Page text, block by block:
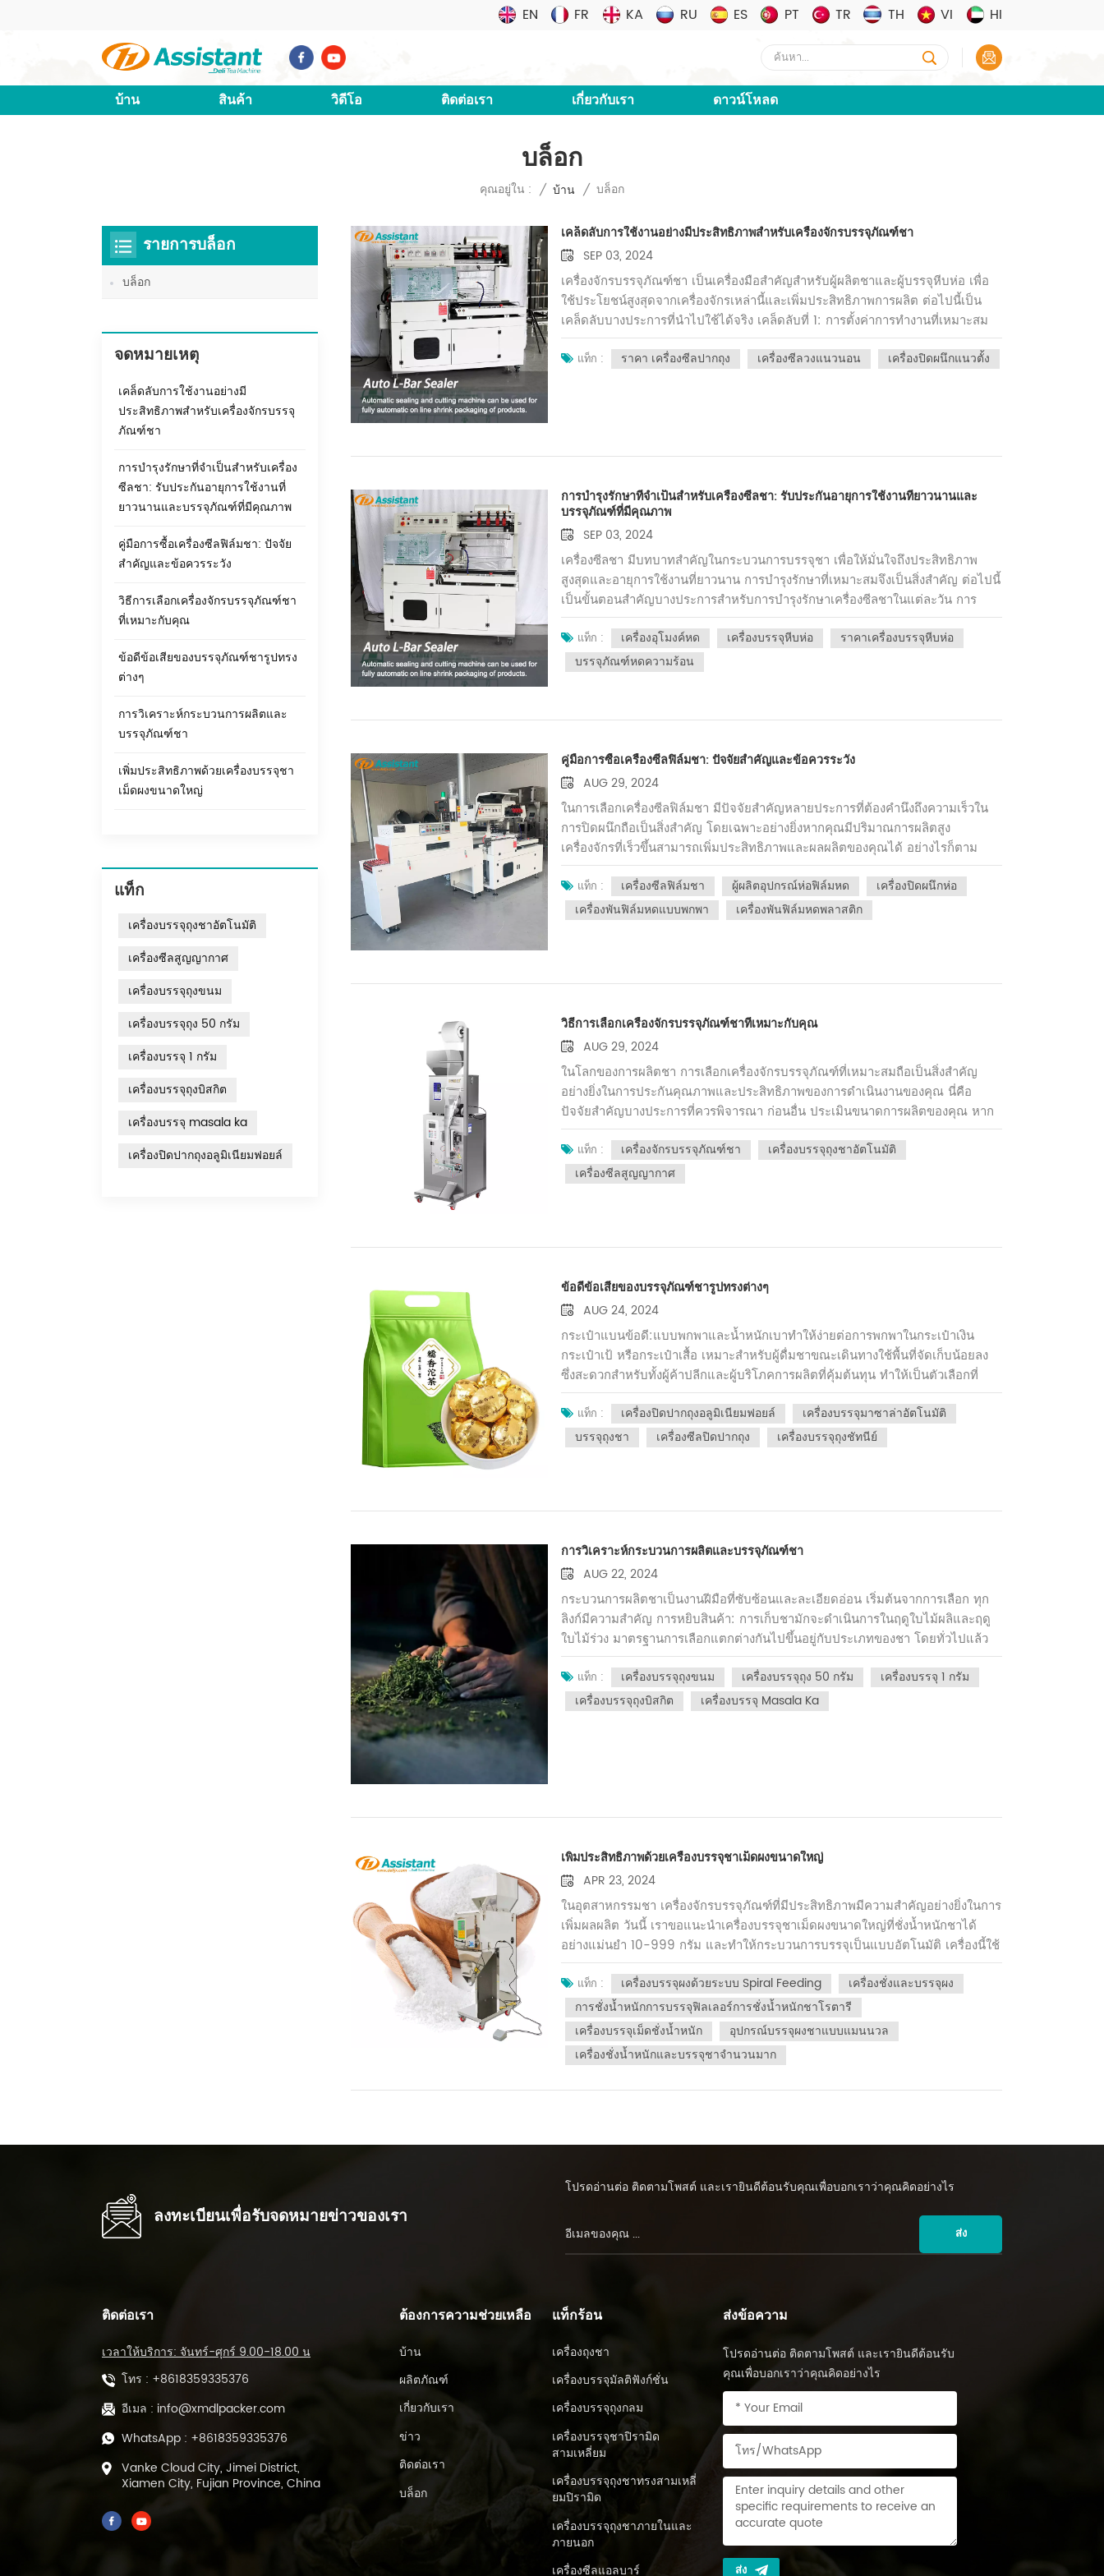
EN FR KA RU ES PT TR TH VI HI
บ้าน สินค้า วิดีโอ ติดต่อเรา เกี่ยวกับเรา ดาวน์โหลด
บล็อก
คุณอยู่ใน : / บ้าน / บล็อก
เคล็ดลับการใช้งานอย่างมีประสิทธิภาพสำหรับเครื่องจักรบรรจุภัณฑ์ชา
SEP 03, 2024
เครื่องจักรบรรจุภัณฑ์ชา เป็นเครื่องมือสำคัญสำหรับผู้ผลิตชาและผู้บรรจุหีบห่อ เพื่อ
ใช้ประโยชน์สูงสุดจากเครื่องจักรเหล่านี้และเพิ่มประสิทธิภาพการผลิต ต่อไปนี้เป็น
เคล็ดลับบางประการที่นำไปใช้ได้จริง เคล็ดลับที่ 1: การตั้งค่าการทำงานที่เหมาะสม
ที่สุดทำความคุ้นเคยกับคู่มือการใช้งานของเครื่องและทำความเข้าใจการตั้งค่าต่างๆ
ปรับความเร็วการบรรจุ อุณหภูมิ (ถ้ามี) และพารามิเตอร์อื่นๆ ตามลักษณะของชาที่
เป็นประจำถือเป็นสิ่งสำคัญ เครื่องจักรที่ได้รับการดูแลอย่างดีจะมีโอกาสเสียหายน้อย
ปฏิบัติตามนั้น เคล็ดลับ 3: การฝึกอบรมพนักงานตรวจสอบให้แน่ใจว่าผู้ปฏิบัติงาน
เครื่องจักรบรรจุภัณฑ์ได้รับการฝึกอบรมอย่างเหมาะสม พวกเขาควรเข้าใจฟังก์ชัน
การทำงานของเครื่องจักร ข้อควรระวังด้านความปลอดภัย และขั้นตอนการแก้ไข
ปัญหา พนักงานที่ได้รับการฝึกอบรมมาเป็นอย่างดีสามารถใช้งานเครื่องจักรได้อย่างมี
ประสิทธิภาพมากขึ้นและตอบสนองต่อปัญหาต่างๆ ที่เกิดขึ้นได้อย่างรวดเร็ว เคล็ดลับ
4: การตรวจสอบการควบคุมคุณภาพใช้การตรวจสอบการควบคุมคุณภาพอย่าง
สม่ำเสมอในระหว่างกระบวนการบรรจุหีบห่อ ตรวจสอบชาที่บรรจุแล้วเพื่อการปิดผนึก
ที่เหมาะสม น้ำหนักที่ถูกต้อง และรูปลักษณ์โดยรวม สิ่งนี้ไม่เพียงแต่รับประกันคุณภาพ
ของผลิตภัณฑ์ขั้นสุดท้ายเท่านั้น แต่ยังช่วยระบุปัญหาใดๆ กับเครื่องจักรบรรจุภัณฑ์ตั้ง
แต่เนิ่นๆ เคล็ดลับที่ 5: เก็บอะไหล่ไว้ในมือมีสต็อกอะไหล่ที่ใช้กันทั่วไปไว้พร้อม วิธีนี้
อย่างรวดเร็ว ช่วยลดผลกระทบต่อการผลิต ด้วยการปฏิบัติตามเคล็ดลับเหล่านี้ คุณ
ทำงาน และปรับปรุงคุณภาพโดยรวมของผลิตภัณฑ์ชาของคุณได้
แท็ก : ราคา เครื่องซีลปากถุง เครื่องซีลวงแนวนอน เครื่องปิดผนึกแนวตั้ง
การบำรุงรักษาที่จำเป็นสำหรับเครื่องซีลชา: รับประกันอายุการใช้งานที่ยาวนานและ
บรรจุภัณฑ์ที่มีคุณภาพ
SEP 03, 2024
เครื่องซีลชา มีบทบาทสำคัญในกระบวนการบรรจุชา เพื่อให้มั่นใจถึงประสิทธิภาพ
สูงสุดและอายุการใช้งานที่ยาวนาน การบำรุงรักษาที่เหมาะสมจึงเป็นสิ่งสำคัญ ต่อไปนี้
เป็นขั้นตอนสำคัญบางประการสำหรับการบำรุงรักษาเครื่องซีลชาในแต่ละวัน การ
ทำความสะอาด:การทำความสะอาดเป็นประจำเป็นสิ่งสำคัญเพื่อให้เครื่องอยู่ในสภาพ
การทำงานที่ดี หลังการใช้งานแต่ละครั้ง ให้เช็ดพื้นผิวด้านนอกของเครื่องด้วยผ้า
สะอาดและหมาดเพื่อขจัดฝุ่นหรือเศษต่างๆ สำหรับบริเวณซีลและชิ้นส่วนภายในอื่นๆ
ให้ใช้แปรงขนอ่อนหรือลมอัดเพื่อขจัดใบชาหรือสิ่งตกค้าง หลีกเลี่ยงการใช้สารเคมีที่
ลื่นที่เหมาะสมจะช่วยลดแรงเสียดทานและการสึกหรอของชิ้นส่วนที่เคลื่อนไหว ตรวจ
เท่าที่จำเป็นกับเกียร์ โซ่ และชิ้นส่วนที่เคลื่อนไหวอื่นๆ ตามความจำเป็น การหล่อลื่น
อย่างสม่ำเสมอไม่เพียงแต่ช่วยยืดอายุการใช้งานของเครื่องจักร แต่ยังช่วยให้การ
ทำงานราบรื่นอีกด้วย การตรวจสอบ:ดำเนินการตรวจสอบอย่างสม่ำเสมอเพื่อระบุ
ปัญหาที่อาจเกิดขึ้นตั้งแต่เนิ่นๆ ตรวจสอบสกรูที่หลวม ชิ้นส่วนที่สึกหรอ หรือมีร่องรอย
ความเสียหาย ตรวจสอบองค์ประกอบการปิดผนึกว่ามีรอยแตกหรือความผิดปกติหรือ
ไม่ ตรวจสอบให้แน่ใจว่าการเชื่อมต่อไฟฟ้าทั้งหมดแน่นหนาและไม่มีสายไฟหลุดลุ่ย
หากตรวจพบปัญหาใดๆ ให้แก้ไขทันทีเพื่อป้องกันความเสียหายเพิ่มเติม การบำรุง
รักษาเครื่องซีลชาเป็นประจำเป็นสิ่งสำคัญด้วยเหตุผลหลายประการ ประการแรก ช่วย
ยืดอายุการใช้งานของอุปกรณ์ ช่วยให้คุณไม่ต้องซ่อมแซมหรือเปลี่ยนชิ้นส่วนที่มีราคา
ของคุณเป็นประจำถือเป็นการลงทุนที่ชาญฉลาด ด้วยการทำตามขั้นตอนง่ายๆ เหล่านี้
ในการทำความสะอาด การหล่อลื่น และการตรวจสอบ คุณสามารถรับประกันอายุการ
ใช้งานและความน่าเชื่อถือของอุปกรณ์ของคุณ ขณะเดียวกันก็รักษาบรรจุภัณฑ์ชา
คุณภาพสูงไว้ได้
แท็ก : เครื่องอุโมงค์หด เครื่องบรรจุหีบห่อ
ราคาเครื่องบรรจุหีบห่อ
บรรจุภัณฑ์หดความร้อน
คู่มือการซื้อเครื่องซีลฟิล์มชา: ปัจจัยสำคัญและข้อควรระวัง
AUG 29, 2024
ในการเลือกเครื่องซีลฟิล์มชา มีปัจจัยสำคัญหลายประการที่ต้องคำนึงถึงความเร็วใน
การปิดผนึกถือเป็นสิ่งสำคัญ โดยเฉพาะอย่างยิ่งหากคุณมีปริมาณการผลิตสูง
เครื่องจักรที่เร็วขึ้นสามารถเพิ่มประสิทธิภาพและผลผลิตของคุณได้ อย่างไรก็ตาม
อย่าเสียสละคุณภาพเพื่อความเร็ว ตรวจสอบให้แน่ใจว่าเครื่องสามารถให้การปิดผนึกที่
สม่ำเสมอและเชื่อถือได้คุณภาพของซีลก็มีความสำคัญไม่แพ้กัน บรรจุภัณฑ์ที่ปิดสนิท
ไม่เพียงแต่ปกป้องชาเท่านั้น แต่ยังช่วยปรับปรุงการนำเสนออีกด้วย มองหาเครื่องจักร
ที่สามารถซีลได้แน่นหนาโดยไม่มีการรั่วซึมหรือความเสียหาย ความเสถียรของ
คุณสมบัติต่างๆ เช่น โครงสร้างที่แข็งแรงและส่วนประกอบที่เชื่อถือได้ตอนนี้ เรามา
เพียงอย่างเดียว แม้ว่าสิ่งสำคัญคือต้องอยู่ภายในงบประมาณของคุณ แต่อย่า
ประนีประนอมกับคุณภาพและฟังก์ชันการทำงาน ข้อผิดพลาดอีกประการหนึ่งคือการ
เพิกเฉยต่อชื่อเสียงและบทวิจารณ์ของลูกค้าของผู้ผลิต ทำการวิจัยและเลือกแบรนด์ที่
มีชื่อเสียงพร้อมประวัติการผลิตอุปกรณ์ที่เชื่อถือได้สรุปว่าเมื่อซื้อเอ เครื่องซีลฟิล์มชา
ให้ความสนใจกับปัจจัยสำคัญเช่นความเร็วในการปิดผนึก คุณภาพการปิดผนึก และ
ความเสถียรของอุปกรณ์ หลีกเลี่ยงข้อผิดพลาดในการซื้อทั่วไปเพื่อให้แน่ใจว่าคุณจะ
ได้เครื่องจักรที่ตรงกับความต้องการของคุณและช่วยให้ธุรกิจชาของคุณประสบความ
สำเร็จ
แท็ก : เครื่องซีลฟิล์มชา ผู้ผลิตอุปกรณ์ห่อฟิล์มหด
เครื่องปิดผนึกห่อ
เครื่องพันฟิล์มหดแบบพกพา
เครื่องพันฟิล์มหดพลาสติก
วิธีการเลือกเครื่องจักรบรรจุภัณฑ์ชาที่เหมาะกับคุณ
AUG 29, 2024
ในโลกของการผลิตชา การเลือกเครื่องจักรบรรจุภัณฑ์ที่เหมาะสมถือเป็นสิ่งสำคัญ
อย่างยิ่งในการประกันคุณภาพและประสิทธิภาพของการดำเนินงานของคุณ นี่คือ
ปัจจัยสำคัญบางประการที่ควรพิจารณา ก่อนอื่น ประเมินขนาดการผลิตของคุณ หาก
คุณมีการดำเนินงานขนาดเล็ก ขนาดกะทัดรัดและ เครื่องบรรจุภัณฑ์ราคาไม่แพง
อาจจะเพียงพอแล้ว ในทางกลับกัน หากคุณเป็นผู้ผลิตขนาดใหญ่ คุณจะต้องมี
เครื่องจักรที่ทรงพลังและมีความจุสูง ต่อไป ให้คิดถึงประเภทบรรจุภัณฑ์ที่คุณต้องการ
มีให้เลือกหลากหลาย เช่น ถุงชา บรรจุภัณฑ์ชาใบหลวม และ บรรจุภัณฑ์สูญญากาศ-
อย่าลืมรักษาสมดุลระหว่างต้นทุนกับคุณภาพและฟังก์ชันการทำงาน เครื่องจักรบรรจุ
อัตโนมัติ มีประสิทธิภาพและสามารถรองรับปริมาณมากได้ เครื่องบรรจุชาใบหลวม
อาจให้ความยืดหยุ่นมากกว่าในแง่ของขนาดและรูปแบบของบรรจุภัณฑ์ โดยสรุป
การเลือกเครื่องจักรบรรจุภัณฑ์ชาที่เหมาะสมนั้นต้องพิจารณาอย่างรอบคอบถึงขนาด
การผลิต ประเภทบรรจุภัณฑ์ และงบประมาณ เมื่อคำนึงถึงปัจจัยเหล่านี้ คุณสามารถ
ตัดสินใจอย่างชาญฉลาดที่ตรงกับความต้องการเฉพาะของคุณและช่วยให้ธุรกิจชา
ของคุณประสบความสำเร็จ
แท็ก : เครื่องจักรบรรจุภัณฑ์ชา
เครื่องบรรจุถุงชาอัตโนมัติ
เครื่องซีลสูญญากาศ
ข้อดีข้อเสียของบรรจุภัณฑ์ชารูปทรงต่างๆ
AUG 24, 2024
กระเป๋าแบนข้อดี:แบบพกพาและน้ำหนักเบาทำให้ง่ายต่อการพกพาในกระเป๋าเงิน
กระเป๋าเป้ หรือกระเป๋าเสื้อ เหมาะสำหรับผู้ดื่มชาขณะเดินทางใช้พื้นที่จัดเก็บน้อยลง
ซึ่งสะดวกสำหรับทั้งผู้ค้าปลีกและผู้บริโภคการผลิตที่คุ้มต้นทุน ทำให้เป็นตัวเลือกที่
เหมาะสมสามารถพิมพ์ได้อย่างสวยงามด้วยการสร้างแบรนด์ ข้อมูลชา และการ
ออกแบบที่สวยงามจุดด้อย:ให้การป้องกันความชื้น ออกซิเจน และปัจจัยด้านสิ่งแวด
ล้อมอื่นๆ น้อยลง ชาอาจสูญเสียความสดเร็วขึ้นโดยทั่วไปจะมีความจุน้อยกว่า จึงไม่
เหมาะกับผู้ที่ดื่มชามากหรือต้องการซื้อจำนวนมาก กระเป๋าไนลอนทรงสามเหลี่ยม
ไนลอนเกรดอาหารซึ่งปลอดภัยสำหรับการบริโภคจุดด้อย:ไนลอนไม่เป็นมิตรกับสิ่ง
อาจกังวลเกี่ยวกับผลกระทบที่อาจเกิดขึ้นจากไนลอนต่อรสชาติของชามีแนวโน้มที่จะมี
ราคาแพงกว่าบรรจุภัณฑ์กระดาษแบบเดิมๆ เค้กชาข้อดี:ขนาดกะทัดรัด จัดเก็บและ
ขนย้ายได้ง่าย ลดความเสี่ยงต่อความเสียหายลักษณะที่มีรูพรุนของบรรจุภัณฑ์เค้กชา
บางชนิดช่วยชะลอการแก่และการหมัก ส่งผลให้คุณภาพของชาดีขึ้นเมื่อเวลาผ่านไป
สามารถสะสมได้สูงด้วยบรรจุภัณฑ์ที่สวยงามและรูปทรงที่เป็นเอกลักษณ์ที่เพิ่มความ
น่าดึงดูดจุดด้อย:การเอาชาออกจากเค้กชาอาจยุ่งยากเล็กน้อยและอาจต้องใช้เครื่อง
มือพิเศษต้องมีสภาวะการเก็บรักษาที่เฉพาะเจาะจง เช่น สภาพแวดล้อมที่แห้งและ
ปราศจากกลิ่น เพื่อรักษาคุณภาพมักจะมีจุดราคาที่สูงกว่าเนื่องจากกระบวนการผลิต
และลักษณะการสะสม ลูกปัดกลมข้อดี:รูปลักษณ์น่ารักและสะดุดตาทำให้โดดเด่นบน
การพกพา ประสบการณ์การต้มเบียร์ ของสะสม หรือความสดใหม่ มีบรรจุภัณฑ์ชาที่
สามารถตอบสนองความต้องการของคุณได้ พิจารณาปัจจัยเหล่านี้เมื่อเลือกชาชุดต่อ
ไปเพื่อให้แน่ใจว่าคุณได้รับผลิตภัณฑ์ที่ดีที่สุด
แท็ก : เครื่องปิดปากถุงอลูมิเนียมฟอยล์
เครื่องบรรจุมาซาล่าอัตโนมัติ
บรรจุถุงชา
เครื่องซีลปิดปากถุง เครื่องบรรจุถุงชัทนีย์
การวิเคราะห์กระบวนการผลิตและบรรจุภัณฑ์ชา
AUG 22, 2024
กระบวนการผลิตชาเป็นงานฝีมือที่ซับซ้อนและละเอียดอ่อน เริ่มต้นจากการเลือก ทุก
ลิงก์มีความสำคัญ การหยิบสินค้า: การเก็บชามักจะดำเนินการในฤดูใบไม้ผลิและฤดู
ใบไม้ร่วง มาตรฐานการเลือกแตกต่างกันไปขึ้นอยู่กับประเภทของชา โดยทั่วไปแล้ว
ใบและดอกตูมที่อ่อนนุ่มเป็นตัวเลือกแรกในการทำชาคุณภาพสูงเหี่ยวเฉา: หลังจาก
เก็บแล้วชาจะต้องเหี่ยว กระบวนการนี้คือการค่อยๆ ระเหยความชื้นในใบชา ทำให้ใบ
ชานิ่มลงและอำนวยความสะดวกในการแปรรูปในภายหลังการตรึง: การตรึงคือการ
หยุดกระบวนการหมักชาอย่างรวดเร็วโดยผ่านการบำบัดที่อุณหภูมิสูง โดยคงสีเขียว
คุณภาพและความสดใหม่ มีเทคโนโลยีและวัสดุบรรจุภัณฑ์ชาที่แตกต่างกันหลาย
แบนมักทำจากวัสดุกระดาษหรือพลาสติก และมีน้ำหนักเบาและพกพาสะดวก สามารถ
วางไว้ในกระเป๋า กระเป๋า หรือลิ้นชักได้อย่างสะดวก และเหมาะสำหรับดื่มทุกวัน
นอกจากนี้ ถุงแบนยังมีเอฟเฟกต์การพิมพ์ที่ดี และสามารถแสดงรูปแบบชาและข้อมูล
แบรนด์ที่สวยงามได้สถานการณ์การใช้งาน: เหมาะสำหรับดื่มส่วนตัวในชีวิตประจำวัน
พกพาเดินทาง หรือเป็นของขวัญ กระเป๋าไนลอนทรงสามเหลี่ยม:ข้อได้เปรียบ: ถุง
ไนลอนทรงสามเหลี่ยมมีดีไซน์ที่เป็นเอกลักษณ์ช่วยให้ใบชาขยายตัวในน้ำได้เต็มที่
และปล่อยกลิ่นและรสชาติออกมามากขึ้น มักทำจากวัสดุไนลอนเกรดอาหารและ
ปลอดภัยและถูกสุขลักษณะ นอกจากนี้ไนลอนสามเหลี่ยม ถุงมีผลการกรองที่ดีและ
สามารถหลีกเลี่ยงกากชาไม่ให้เข้าปากสถานการณ์การใช้งาน: เหมาะสำหรับชงชา
และดื่มในสำนักงาน บ้าน และโอกาสอื่นๆ เค้กชา:ข้อได้เปรียบ: เค้กชาจะถูกกดให้
เป็นเค้กกลมหรือสี่เหลี่ยมซึ่งสะดวกในการจัดเก็บและขนส่ง บรรจุภัณฑ์ของเค้กชามัก
ไปและมีอายุระหว่างการเก็บรักษา ซึ่งช่วยปรับปรุงคุณภาพของชา นอกจากนี้รูป
ได้เปรียบ: ลูกปัดกลมเกิดจากการนำใบชามานวดเป็นทรงกลมซึ่งมีขนาดเล็กและ
ปิดผนึกที่ดีและสามารถรักษาความสดของชาได้ นอกจากนี้เม็ดบีดทรงกลมยังสะดวก
ต่อการต้มอีกด้วย เพียงใส่ลูกปัดกลมหนึ่งเม็ดลงในถ้วยแล้วเติมน้ำร้อนในปริมาณที่
เหมาะสมสถานการณ์การใช้งาน: เหมาะสำหรับดื่มส่วนตัวทุกวันและชงด่วนใน
สำนักงานและโอกาสอื่นๆ กล่าวโดยสรุป เทคโนโลยีและวัสดุบรรจุภัณฑ์ชาที่แตกต่าง
แท็ก : เครื่องบรรจุถุงขนม เครื่องบรรจุถุง 50 กรัม
เครื่องบรรจุ 1 กรัม
เครื่องบรรจุถุงบิสกิต
เครื่องบรรจุ Masala Ka
เพิ่มประสิทธิภาพด้วยเครื่องบรรจุชาเม็ดผงขนาดใหญ่
APR 23, 2024
ในอุตสาหกรรมชา เครื่องจักรบรรจุภัณฑ์ที่มีประสิทธิภาพมีความสำคัญอย่างยิ่งในการ
เพิ่มผลผลิต วันนี้ เราขอแนะนำเครื่องบรรจุชาเม็ดผงขนาดใหญ่ที่ชั่งน้ำหนักชาได้
อย่างแม่นยำ 10-999 กรัม และทำให้กระบวนการบรรจุเป็นแบบอัตโนมัติ เครื่องนี้ใช้
เทคโนโลยีการบรรจุแบบชั่งน้ำหนักแบบหมุน เพื่อให้มั่นใจในการตรวจวัดที่แม่นยำ
และเชื่อถือได้สำหรับเม็ดชาต่างๆ เครื่องบรรจุภัณฑ์นี้มีระบบอัตโนมัติสูงและใช้งาน
ง่าย เพียงกำหนดช่วงน้ำหนักที่ต้องการ จากนั้นเครื่องจะจัดการงานชั่งน้ำหนักและ
บรรจุโดยอัตโนมัติ นอกจากนี้ ยังให้ความเร็วในการบรรจุที่รวดเร็ว ซึ่งช่วยปรับปรุง
ประสิทธิภาพการผลิตได้อย่างมาก นอกเหนือจากประสิทธิภาพและความสามารถใน
การชั่งน้ำหนักที่แม่นยำแล้ว เครื่องนี้ยังมีการออกแบบที่กะทัดรัด ใช้พื้นที่พื้นน้อยที่สุด
ช่วยเพิ่มประสิทธิภาพการผลิตเท่านั้น แต่ยังรับประกันคุณภาพและความสม่ำเสมอของ
อุปกรณ์นี้เนื่องจากจะนำมูลค่าและประโยชน์มาสู่สายการผลิตของคุณมากขึ้น ด้วย
และสะดวกยิ่งขึ้น เปิดโอกาสทางธุรกิจและความสำเร็จใหม่ๆ ให้กับบริษัทของคุณ
ดำเนินการทันทีเพื่อยกระดับมาตรฐานการผลิตของคุณและเปิดรับตลาดที่กว้างขึ้น!
แท็ก : เครื่องบรรจุผงด้วยระบบ Spiral Feeding
เครื่องชั่งและบรรจุผง
การชั่งน้ำหนักการบรรจุฟิลเลอร์การชั่งน้ำหนักชาโรตารี
เครื่องบรรจุเม็ดชั่งน้ำหนัก
อุปกรณ์บรรจุผงชาแบบแมนนวล
เครื่องชั่งน้ำหนักและบรรจุชาจำนวนมาก
รายการบล็อก
บล็อก
จดหมายเหตุ
เคล็ดลับการใช้งานอย่างมี
ประสิทธิภาพสำหรับเครื่องจักรบรรจุ
ภัณฑ์ชา
การบำรุงรักษาที่จำเป็นสำหรับเครื่อง
ซีลชา: รับประกันอายุการใช้งานที่
ยาวนานและบรรจุภัณฑ์ที่มีคุณภาพ
คู่มือการซื้อเครื่องซีลฟิล์มชา: ปัจจัย
สำคัญและข้อควรระวัง
วิธีการเลือกเครื่องจักรบรรจุภัณฑ์ชา
ที่เหมาะกับคุณ
ข้อดีข้อเสียของบรรจุภัณฑ์ชารูปทรง
ต่างๆ
การวิเคราะห์กระบวนการผลิตและ
บรรจุภัณฑ์ชา
เพิ่มประสิทธิภาพด้วยเครื่องบรรจุชา
เม็ดผงขนาดใหญ่
แท็ก
เครื่องบรรจุถุงชาอัตโนมัติ
เครื่องซีลสูญญากาศ
เครื่องบรรจุถุงขนม
เครื่องบรรจุถุง 50 กรัม
เครื่องบรรจุ 1 กรัม
เครื่องบรรจุถุงบิสกิต
เครื่องบรรจุ masala ka
เครื่องปิดปากถุงอลูมิเนียมฟอยล์
ลงทะเบียนเพื่อรับจดหมายข่าวของเรา
โปรดอ่านต่อ ติดตามโพสต์ และเรายินดีต้อนรับคุณเพื่อบอกเราว่าคุณคิดอย่างไร
ส่ง
ติดต่อเรา
เวลาให้บริการ: จันทร์-ศุกร์ 9.00-18.00 น
โทร : +8618359335376
อีเมล : info@xmdlpacker.com
WhatsApp : +8618359335376
Vanke Cloud City, Jimei District,
Xiamen City, Fujian Province, China
ต้องการความช่วยเหลือ
บ้าน
ผลิตภัณฑ์
เกี่ยวกับเรา
ข่าว
ติดต่อเรา
บล็อก
แท็กร้อน
เครื่องถุงชา
เครื่องบรรจุมัลติฟังก์ชั่น
เครื่องบรรจุถุงกลม
เครื่องบรรจุชาปิรามิด
สามเหลี่ยม
เครื่องบรรจุถุงชาทรงสามเหลี่
ยมปิรามิด
เครื่องบรรจุถุงชาภายในและ
ภายนอก
เครื่องซีลแอลบาร์
ส่งข้อความ
โปรดอ่านต่อ ติดตามโพสต์ และเรายินดีต้อนรับ
คุณเพื่อบอกเราว่าคุณคิดอย่างไร
ส่ง